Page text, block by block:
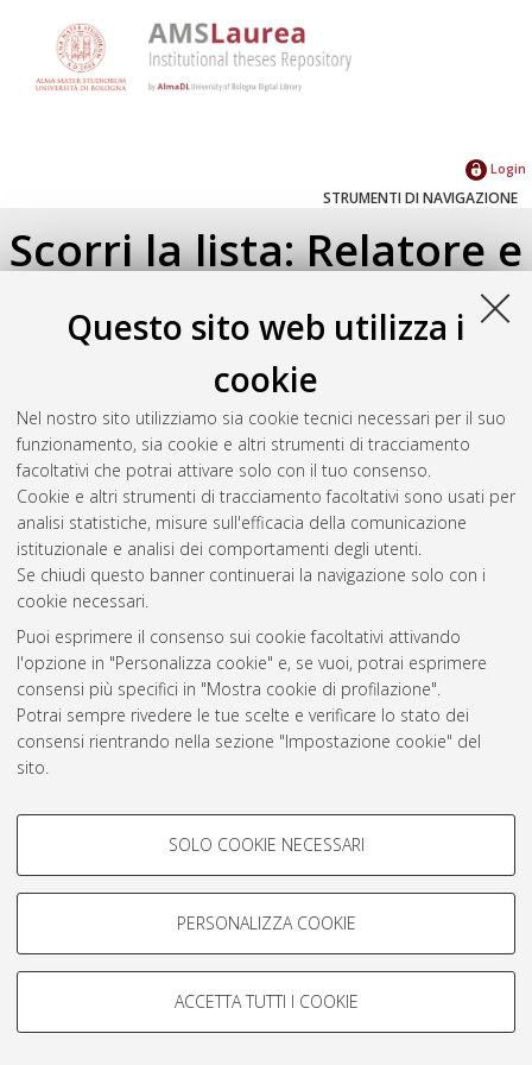
Questo sito web utilizza i
cookie
Nel nostro sito utilizziamo sia cookie tecnici necessari per il suo
funzionamento, sia cookie e altri strumenti di tracciamento
facoltativi che potrai attivare solo con il tuo consenso.
Cookie e altri strumenti di tracciamento facoltativi sono usati per
analisi statistiche, misure sull'efficacia della comunicazione
istituzionale e analisi dei comportamenti degli utenti.
Se chiudi questo banner continuerai la navigazione solo con i
cookie necessari.
Puoi esprimere il consenso sui cookie facoltativi attivando
l'opzione in "Personalizza cookie" e, se vuoi, potrai esprimere
consensi più specifici in "Mostra cookie di profilazione".
Potrai sempre rivedere le tue scelte e verificare lo stato dei
consensi rientrando nella sezione "Impostazione cookie" del
sito.
COOKIE DI PROFILAZIONE -
Si tratta di cookie utilizzati per analizzare le caratteristiche della
navigazione degli utenti, creare profili in base al loro comportamento
Mostra cookie di profilazione
COOKIE TECNICI - NECESSARI
SOLO COOKIE NECESSARI
PERSONALIZZA COOKIE
ACCETTA TUTTI I COOKIE
Login
STRUMENTI DI NAVIGAZIONE
Scorri la lista: Relatore e
Correlatore
Seleziona un valore dall'elenco sottostante.
2018(1)
Atom
Rss 1.0
Rss 2.0
AMS Laurea
Servizio implementato e gestito da AlmaDL
Impostazioni Cookie
© ALMA MATER STUDIORUM - Università di Bologna, 2007-2026.